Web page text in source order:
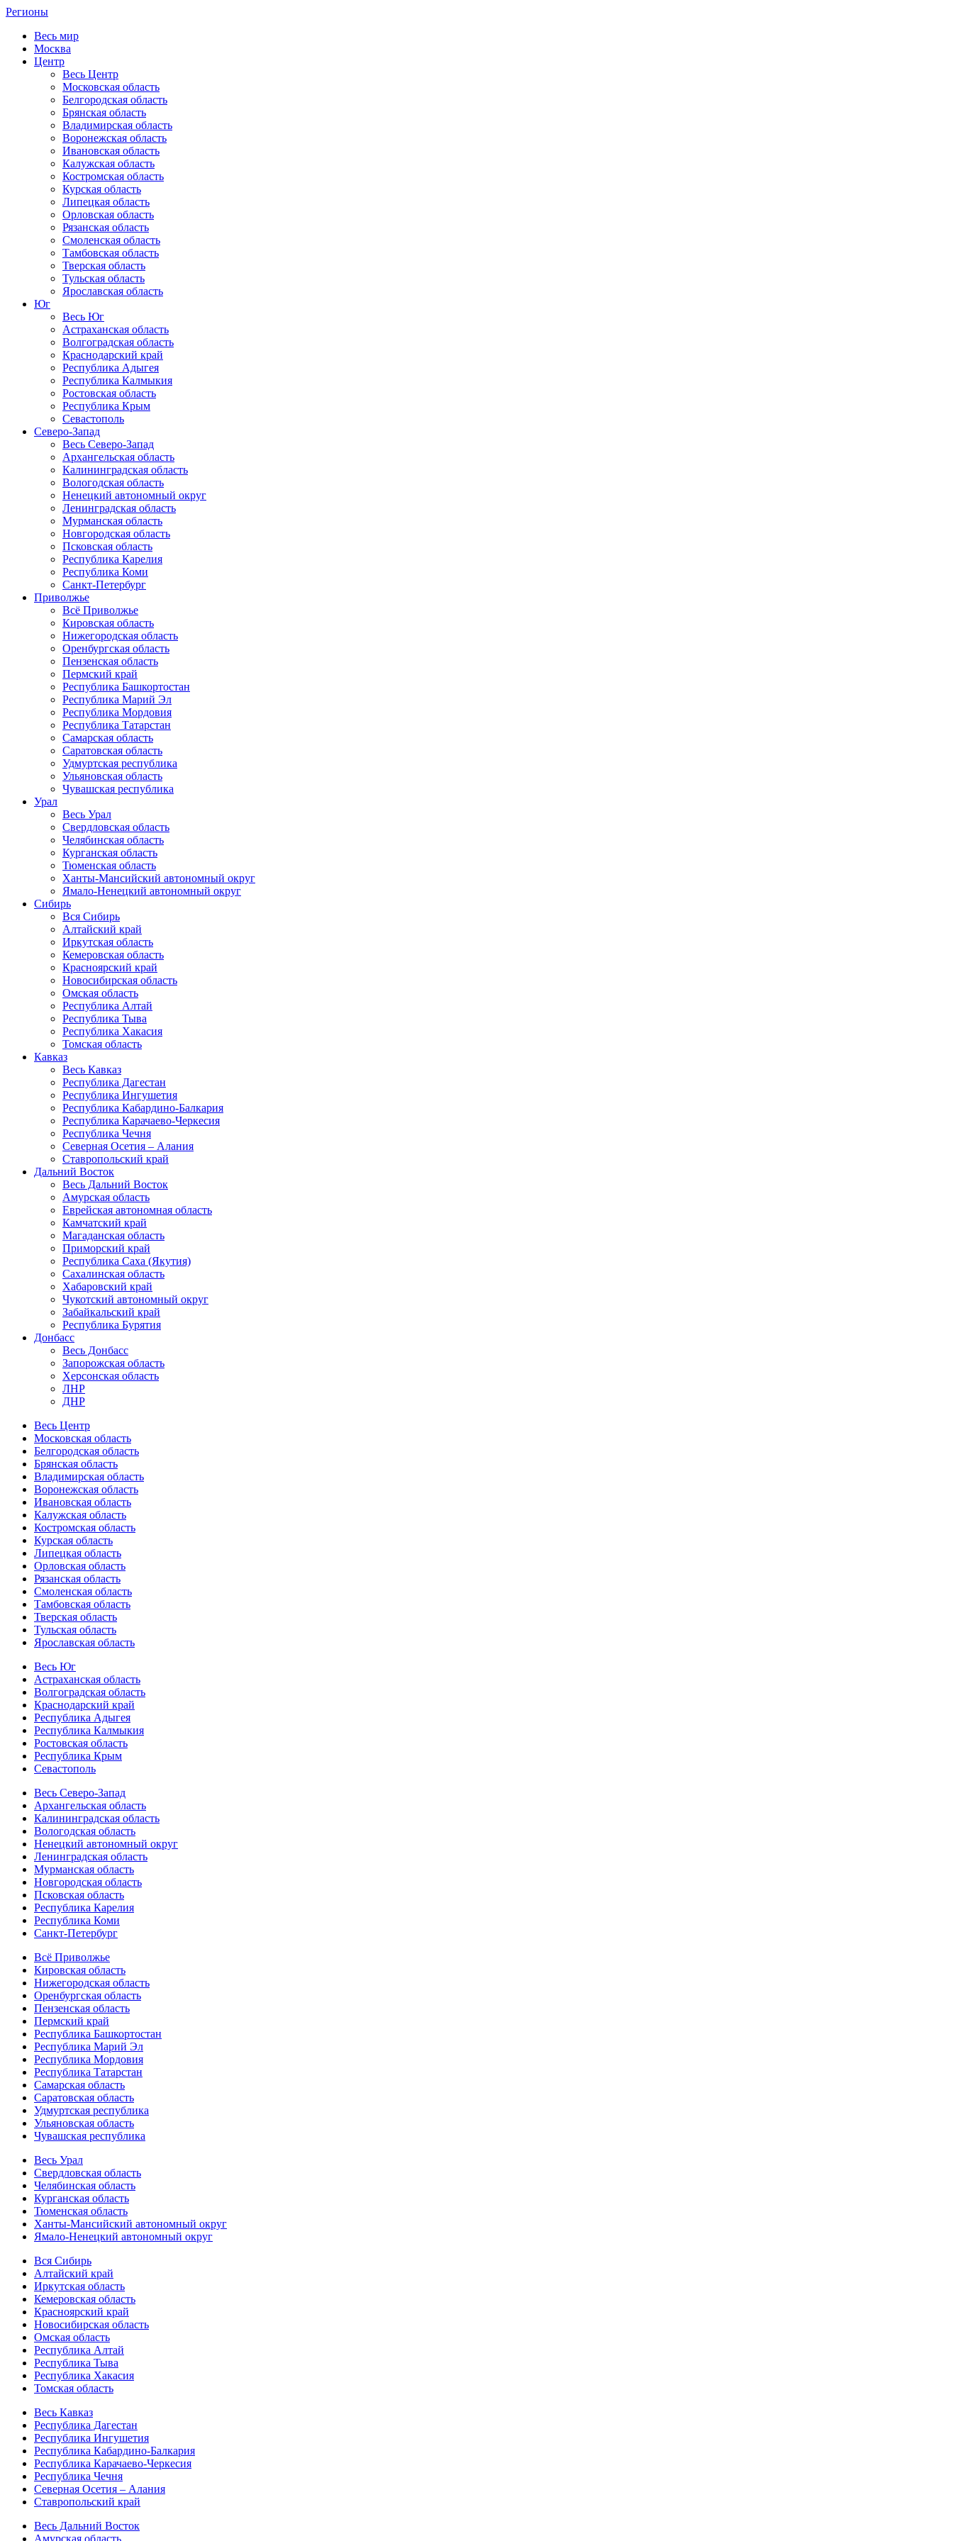
Регионы
Весь мир
Москва
Центр
Весь Центр
Московская область
Белгородская область
Брянская область
Владимирская область
Воронежская область
Ивановская область
Калужская область
Костромская область
Курская область
Липецкая область
Орловская область
Рязанская область
Смоленская область
Тамбовская область
Тверская область
Тульская область
Ярославская область
Юг
Весь Юг
Астраханская область
Волгоградская область
Краснодарский край
Республика Адыгея
Республика Калмыкия
Ростовская область
Республика Крым
Севастополь
Северо-Запад
Весь Северо-Запад
Архангельская область
Калининградская область
Вологодская область
Ненецкий автономный округ
Ленинградская область
Мурманская область
Новгородская область
Псковская область
Республика Карелия
Республика Коми
Санкт-Петербург
Приволжье
Всё Приволжье
Кировская область
Нижегородская область
Оренбургская область
Пензенская область
Пермский край
Республика Башкортостан
Республика Марий Эл
Республика Мордовия
Республика Татарстан
Самарская область
Саратовская область
Удмуртская республика
Ульяновская область
Чувашская республика
Урал
Весь Урал
Свердловская область
Челябинская область
Курганская область
Тюменская область
Ханты-Мансийский автономный округ
Ямало-Ненецкий автономный округ
Сибирь
Вся Сибирь
Алтайский край
Иркутская область
Кемеровская область
Красноярский край
Новосибирская область
Омская область
Республика Алтай
Республика Тыва
Республика Хакасия
Томская область
Кавказ
Весь Кавказ
Республика Дагестан
Республика Ингушетия
Республика Кабардино-Балкария
Республика Карачаево-Черкесия
Республика Чечня
Северная Осетия – Алания
Ставропольский край
Дальний Восток
Весь Дальний Восток
Амурская область
Еврейская автономная область
Камчатский край
Магаданская область
Приморский край
Республика Саха (Якутия)
Сахалинская область
Хабаровский край
Чукотский автономный округ
Забайкальский край
Республика Бурятия
Донбасс
Весь Донбасс
Запорожская область
Херсонская область
ЛНР
ДНР
Весь Центр
Московская область
Белгородская область
Брянская область
Владимирская область
Воронежская область
Ивановская область
Калужская область
Костромская область
Курская область
Липецкая область
Орловская область
Рязанская область
Смоленская область
Тамбовская область
Тверская область
Тульская область
Ярославская область
Весь Юг
Астраханская область
Волгоградская область
Краснодарский край
Республика Адыгея
Республика Калмыкия
Ростовская область
Республика Крым
Севастополь
Весь Северо-Запад
Архангельская область
Калининградская область
Вологодская область
Ненецкий автономный округ
Ленинградская область
Мурманская область
Новгородская область
Псковская область
Республика Карелия
Республика Коми
Санкт-Петербург
Всё Приволжье
Кировская область
Нижегородская область
Оренбургская область
Пензенская область
Пермский край
Республика Башкортостан
Республика Марий Эл
Республика Мордовия
Республика Татарстан
Самарская область
Саратовская область
Удмуртская республика
Ульяновская область
Чувашская республика
Весь Урал
Свердловская область
Челябинская область
Курганская область
Тюменская область
Ханты-Мансийский автономный округ
Ямало-Ненецкий автономный округ
Вся Сибирь
Алтайский край
Иркутская область
Кемеровская область
Красноярский край
Новосибирская область
Омская область
Республика Алтай
Республика Тыва
Республика Хакасия
Томская область
Весь Кавказ
Республика Дагестан
Республика Ингушетия
Республика Кабардино-Балкария
Республика Карачаево-Черкесия
Республика Чечня
Северная Осетия – Алания
Ставропольский край
Весь Дальний Восток
Амурская область